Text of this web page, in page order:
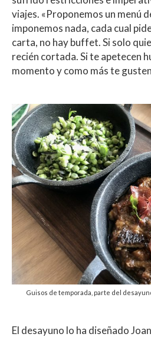
viajes. «Proponemos un menú
imponemos nada, cada cual
carta, no hay buffet. Si solo
recién cortada. Si te apetecen
momento y como más te
Guisos de temporada, parte del
El desayuno lo ha diseñado